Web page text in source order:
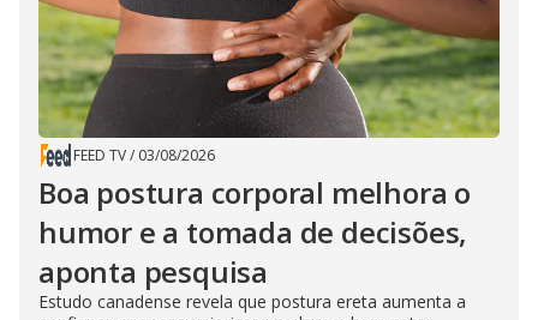
FEED TV/ 03/08/2026
Boa postura corporal melhora o
humor e a tomada de decisões,
aponta pesquisa
Estudo canadense revela que postura ereta aumenta a